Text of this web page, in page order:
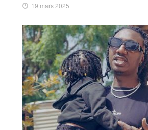
19 mars 2025